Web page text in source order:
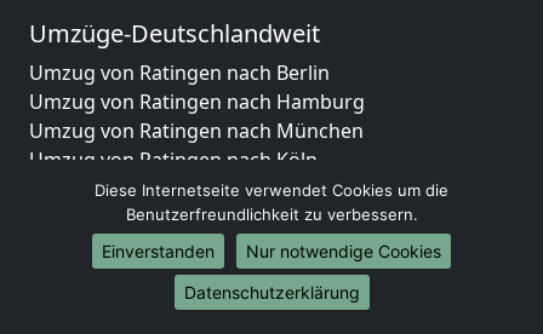
Umzüge-Deutschlandweit
Umzug von Ratingen nach Berlin
Umzug von Ratingen nach Hamburg
Umzug von Ratingen nach München
Umzug von Ratingen nach Köln
Umzug von Ratingen nach Frankfurt am Main
Umzug von Ratingen nach Stuttgart
Umzug von Ratingen nach Düsseldorf
Umzug von Ratingen nach Leipzig
Umzug von Ratingen nach Dortmund
Diese Internetseite verwendet Cookies um die
Benutzerfreundlichkeit zu verbessern.
Einverstanden
Nur notwendige Cookies
Datenschutzerklärung